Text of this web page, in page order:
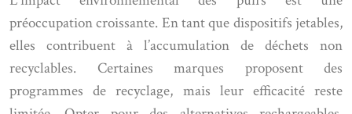
préoccupation croissante. En tant que dispositifs jetables,
elles contribuent à l’accumulation de déchets non
recyclables. Certaines marques proposent des
programmes de recyclage, mais leur efficacité reste